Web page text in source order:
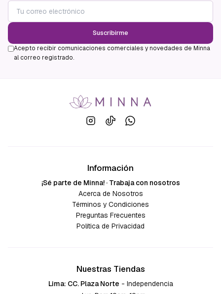
Suscribirme
Acepto recibir comunicaciones comerciales y novedades de Minna
al correo registrado.
Información
¡Sé parte de Minna! · Trabaja con nosotros
Acerca de Nosotros
Términos y Condiciones
Preguntas Frecuentes
Política de Privacidad
Nuestras Tiendas
Lima: CC. Plaza Norte - Independencia